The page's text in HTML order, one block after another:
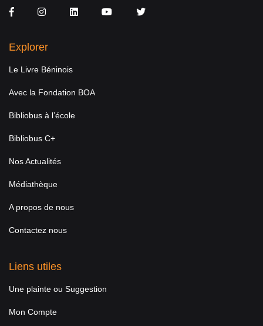
FacebookInstagramLinkedInYou TubeTwitter
Explorer
Le Livre Béninois
Avec la Fondation BOA
Bibliobus à l’école
Bibliobus C+
Nos Actualités
Médiathèque
A propos de nous
Contactez nous
Liens utiles
Une plainte ou Suggestion
Mon Compte